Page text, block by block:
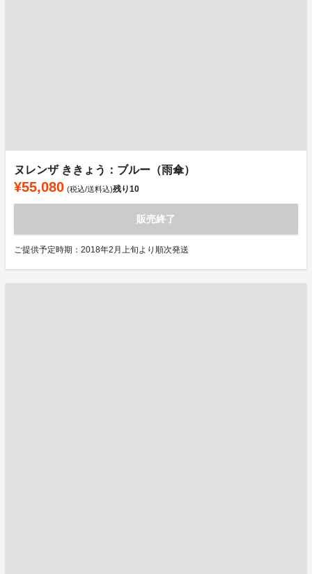
ヌレンザ ききょう：ブルー（雨傘）
¥55,080 (税込/送料込)残り10
販売終了
ご提供予定時期：2018年2月上旬より順次発送